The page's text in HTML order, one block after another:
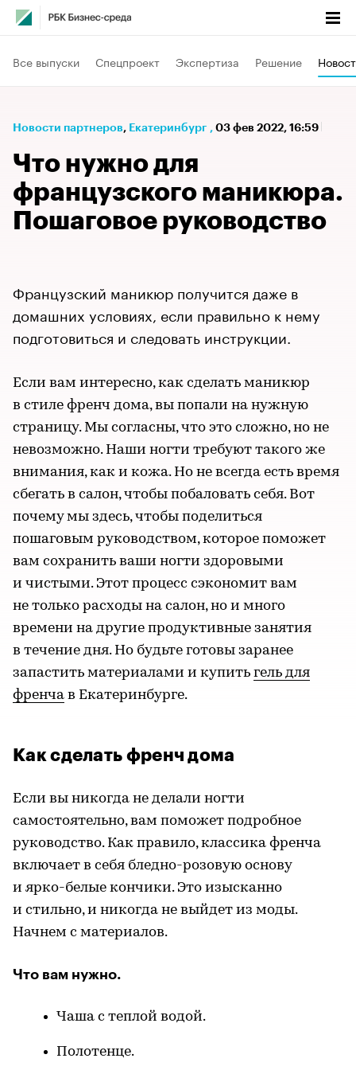
Все выпуски Спецпроект Экспертиза Решение
Новости партнеров⁠, Екатеринбург , 03 фев 2022, 16:59
Что нужно для
французского маникюра.
Пошаговое руководство
Французский маникюр получится даже в
домашних условиях, если правильно к нему
подготовиться и следовать инструкции.
Если вам интересно, как сделать маникюр
в стиле френч дома, вы попали на нужную
страницу. Мы согласны, что это сложно, но не
невозможно. Наши ногти требуют такого же
внимания, как и кожа. Но не всегда есть время
сбегать в салон, чтобы побаловать себя. Вот
почему мы здесь, чтобы поделиться
пошаговым руководством, которое поможет
вам сохранить ваши ногти здоровыми
и чистыми. Этот процесс сэкономит вам
не только расходы на салон, но и много
времени на другие продуктивные занятия
в течение дня. Но будьте готовы заранее
запастить материалами и купить гель для
френча в Екатеринбурге.
Как сделать френч дома
Если вы никогда не делали ногти
самостоятельно, вам поможет подробное
руководство. Как правило, классика френча
включает в себя бледно-розовую основу
и ярко-белые кончики. Это изысканно
и стильно, и никогда не выйдет из моды.
Начнем с материалов.
Что вам нужно.
Чаша с теплой водой.
Полотенце.